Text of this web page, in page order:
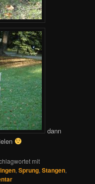
dann
mit
,Sprung,Stangen,